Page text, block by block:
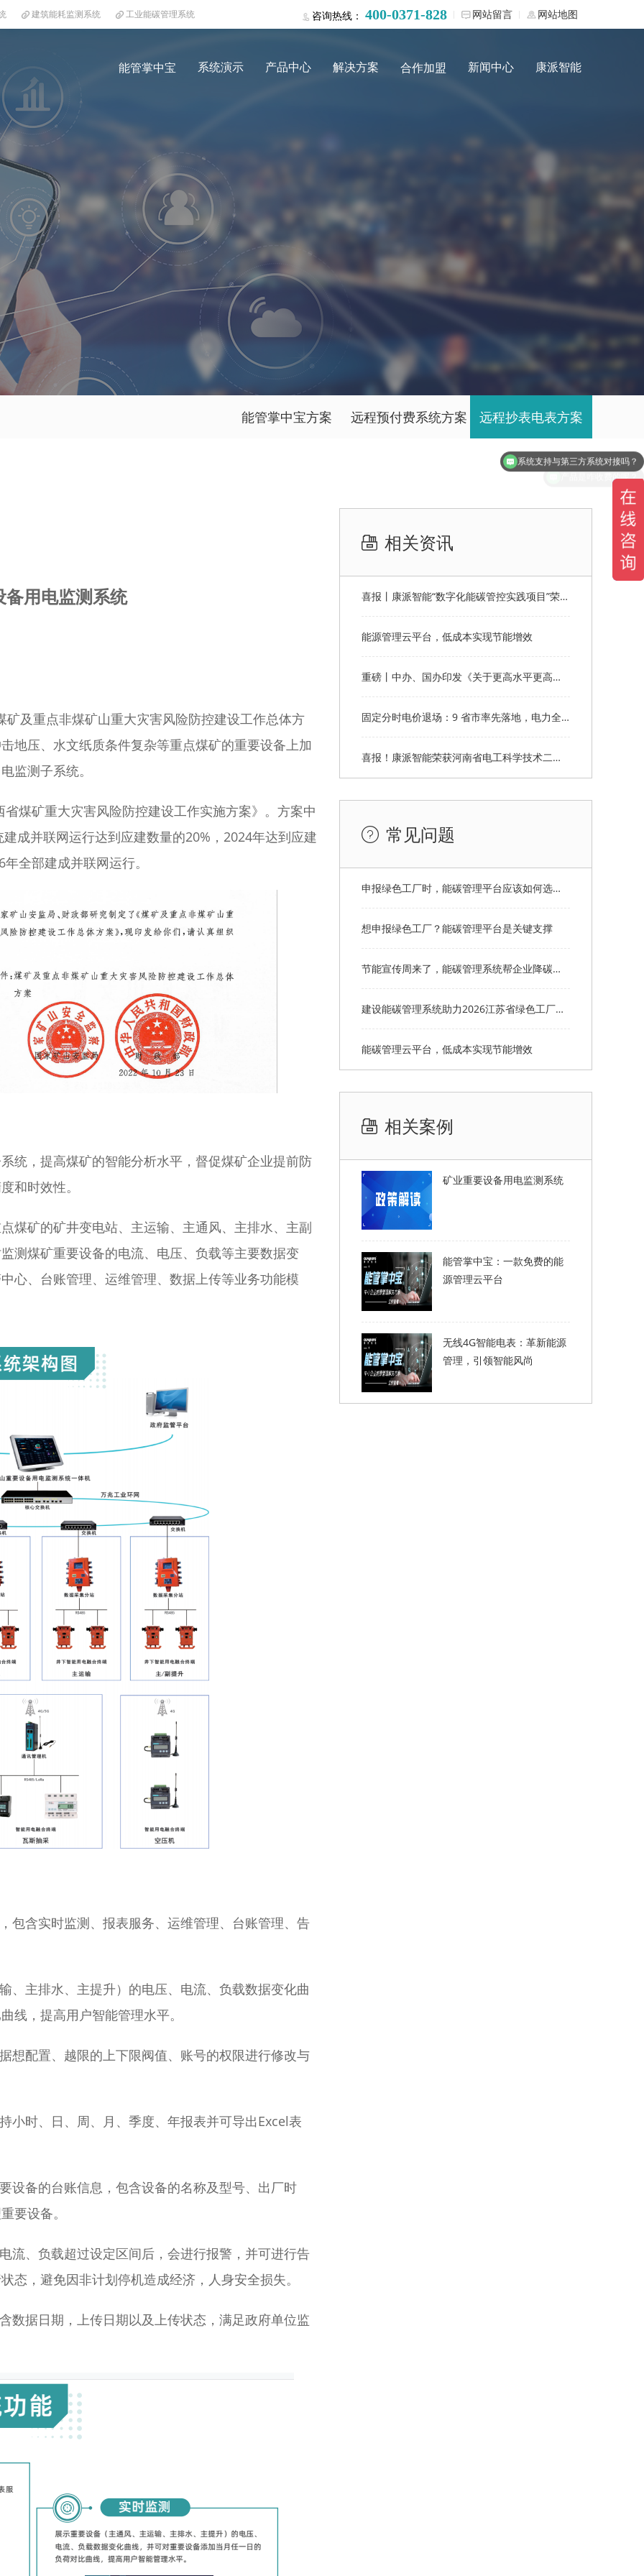
建筑能耗监测系统 工业能碳管理系统 咨询热线： 400-0371-828 网站留言 网站地图
能管掌中宝 系统演示 产品中心 解决方案 合作加盟 新闻中心 康派智能
能管掌中宝方案 远程预付费系统方案 远程抄表电表方案
备用电监测系统
及重点非煤矿山重大灾害风险防控建设工作总体方
地压、水文纸质条件复杂等重点煤矿的重要设备上加
监测子系统。
煤矿重大灾害风险防控建设工作实施方案》。方案中
成并联网运行达到应建数量的20%，2024年达到应建
全部建成并联网运行。
统，提高煤矿的智能分析水平，督促煤矿企业提前防
和时效性。
煤矿的矿井变电站、主运输、主通风、主排水、主副
测煤矿重要设备的电流、电压、负载等主要数据变
心、台账管理、运维管理、数据上传等业务功能模
包含实时监测、报表服务、运维管理、台账管理、告
、主排水、主提升）的电压、电流、负载数据变化曲
线，提高用户智能管理水平。
想配置、越限的上下限阀值、账号的权限进行修改与
小时、日、周、月、季度、年报表并可导出Excel表
设备的台账信息，包含设备的名称及型号、出厂时
要设备。
流、负载超过设定区间后，会进行报警，并可进行告
态，避免因非计划停机造成经济，人身安全损失。
数据日期，上传日期以及上传状态，满足政府单位监
相关资讯
喜报丨康派智能“数字化能碳管控实践项目”荣获第十一届“创客中国”郑州市分赛企业组优秀奖
能源管理云平台，低成本实现节能增效
重磅丨中办、国办印发《关于更高水平更高质量做好节能降碳工作的意见》
固定分时电价退场：9 省市率先落地，电力全产业链格局重塑
喜报！康派智能荣获河南省电工科学技术二等奖
常见问题
申报绿色工厂时，能碳管理平台应该如何选择才能拿满分？
想申报绿色工厂？能碳管理平台是关键支撑
节能宣传周来了，能碳管理系统帮企业降碳达标
建设能碳管理系统助力2026江苏省绿色工厂申报
能碳管理云平台，低成本实现节能增效
相关案例
矿业重要设备用电监测系统
能管掌中宝：一款免费的能
源管理云平台
无线4G智能电表：革新能源
管理，引领智能风尚
产品是咋收费的呢？